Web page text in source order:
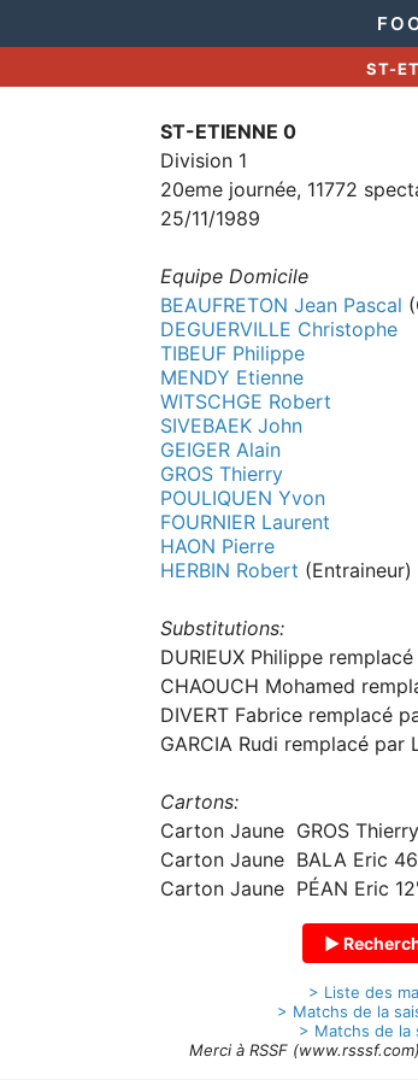
ST-
ST-ETIENNE 0
Division 1
20eme journée, 11772
25/11/1989
Equipe Domicile
BEAUFRETON Jean Pascal
DEGUERVILLE Christophe
TIBEUF Philippe
MENDY Etienne
WITSCHGE Robert
SIVEBAEK John
GEIGER Alain
GROS Thierry
POULIQUEN Yvon
FOURNIER Laurent
HAON Pierre
HERBIN Robert (Entraineur)
Substitutions:
DURIEUX Philippe
CHAOUCH Mohamed
DIVERT Fabrice remplacé
GARCIA Rudi remplacé par
Cartons:
Carton Jaune GROS
Carton Jaune BALA Eric
Carton Jaune PÉAN Eric 12'
▶
> Liste des
> Matchs de la
> Matchs de la
Merci à RSSF